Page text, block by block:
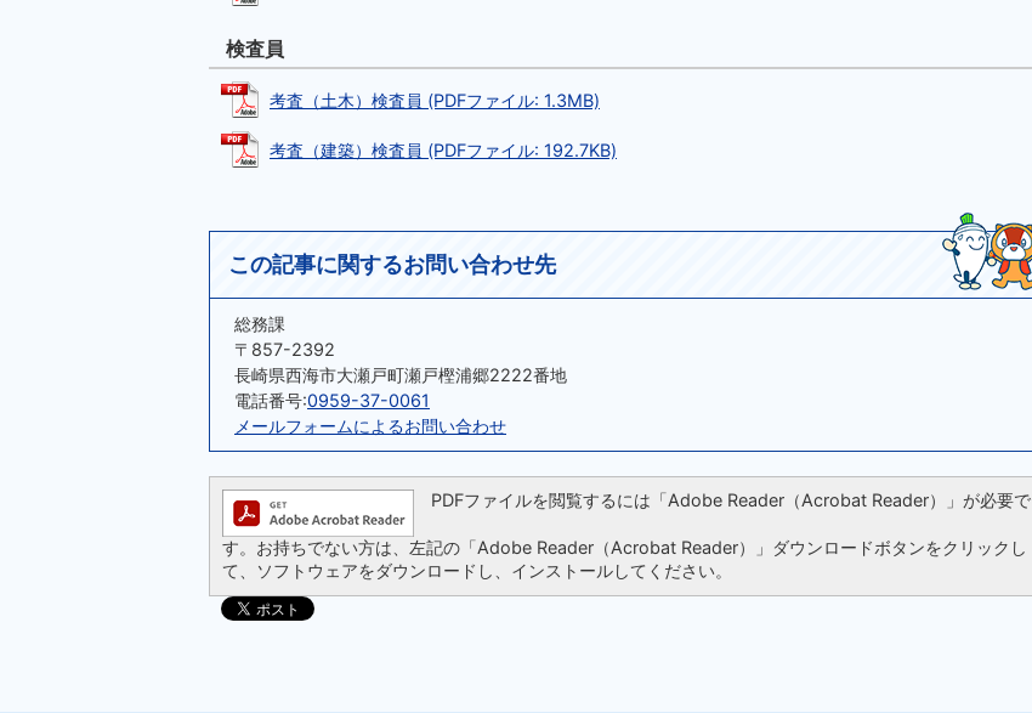
検査員
考査（土木）検査員 (PDFファイル: 1.3MB)
考査（建築）検査員 (PDFファイル: 192.7KB)
この記事に関するお問い合わせ先
総務課
〒857-2392
長崎県西海市大瀬戸町瀬戸樫浦郷2222番地
電話番号:0959-37-0061
メールフォームによるお問い合わせ
PDFファイルを閲覧するには「Adobe Reader（Acrobat Reader）」が必要で
す。お持ちでない方は、左記の「Adobe Reader（Acrobat Reader）」ダウンロードボタンをクリックし
て、ソフトウェアをダウンロードし、インストールしてください。